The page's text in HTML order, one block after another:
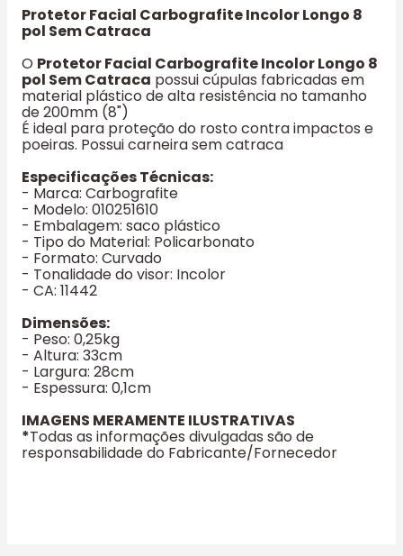
Protetor Facial Carbografite Incolor Longo 8
pol Sem Catraca
O Protetor Facial Carbografite Incolor Longo 8
pol Sem Catraca possui cúpulas fabricadas em
material plástico de alta resistência no tamanho
de 200mm (8")
É ideal para proteção do rosto contra impactos e
poeiras. Possui carneira sem catraca
Especificações Técnicas:
- Marca: Carbografite
- Modelo: 010251610
- Embalagem: saco plástico
- Tipo do Material: Policarbonato
- Formato: Curvado
- Tonalidade do visor: Incolor
- CA: 11442
Dimensões:
- Peso: 0,25kg
- Altura: 33cm
- Largura: 28cm
- Espessura: 0,1cm
IMAGENS MERAMENTE ILUSTRATIVAS
*Todas as informações divulgadas são de
responsabilidade do Fabricante/Fornecedor